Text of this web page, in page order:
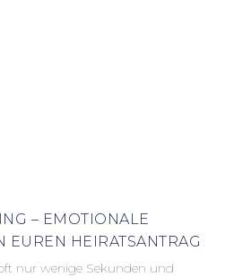
– EMOTIONALE
EUREN HEIRATSANTRAG
nur wenige Sekunden und